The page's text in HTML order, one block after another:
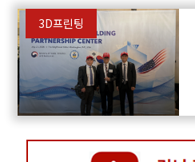
3D프린팅